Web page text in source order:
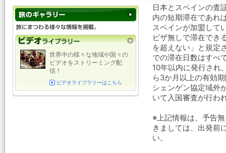
日本とスペインの査
内の短期滞在であれ
スペインが加盟して
ビザ無しで滞在でき
を超えない」と規定
での滞在日数はすべ
10年以内に発行され
ら3か月以上の有効
シェンゲン協定域外
いて入国審査が行わ
※上記情報は、予告
きましては、出発前
い。
世界中の様々な地域や国々の
ビデオをストリーミング配
信！
ビデオライブラリーはこちら